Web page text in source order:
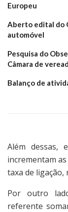
Europeu
Aberto edital do
automóvel
Pesquisa do
Câmara de
Balanço de
Além dessas,
incrementam
taxa de ligação,
Por outro
referente